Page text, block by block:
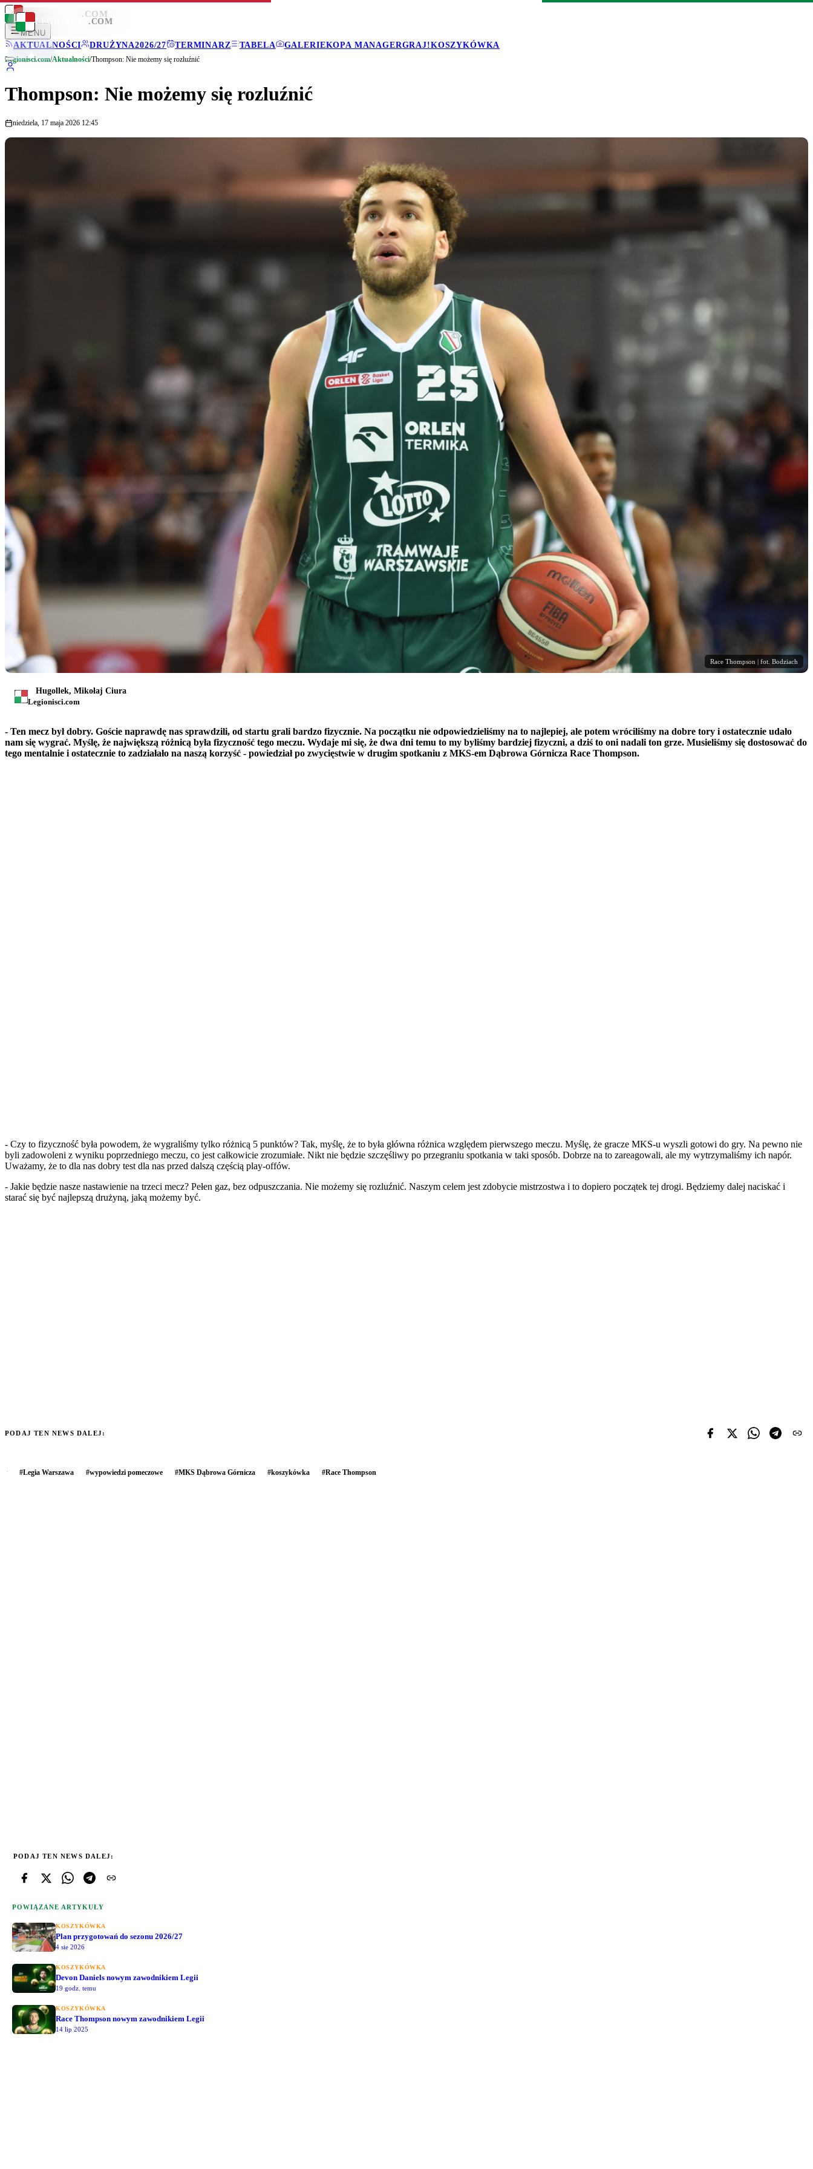
LEGIONISCI .COM
MENU
AKTUALNOŚCI
DRUŻYNA2026/27 TERMINARZ TABELA GALERIEKOPA MANAGERGRAJ!KOSZYKÓWKA
LEGIONISCI .COM
Legionisci.com/Aktualności/Thompson: Nie możemy się rozluźnić
Thompson: Nie możemy się rozluźnić
niedziela, 17 maja 2026 12:45
Race Thompson | fot. Bodziach
Hugollek, Mikołaj Ciura
Legionisci.com
- Ten mecz był dobry. Goście naprawdę nas sprawdzili, od startu grali bardzo fizycznie. Na początku nie odpowiedzieliśmy na to najlepiej, ale potem wróciliśmy na dobre tory i ostatecznie udało
nam się wygrać. Myślę, że największą różnicą była fizyczność tego meczu. Wydaje mi się, że dwa dni temu to my byliśmy bardziej fizyczni, a dziś to oni nadali ton grze. Musieliśmy się dostosować do
tego mentalnie i ostatecznie to zadziałało na naszą korzyść - powiedział po zwycięstwie w drugim spotkaniu z MKS-em Dąbrowa Górnicza Race Thompson.
- Czy to fizyczność była powodem, że wygraliśmy tylko różnicą 5 punktów? Tak, myślę, że to była główna różnica względem pierwszego meczu. Myślę, że gracze MKS-u wyszli gotowi do gry. Na pewno nie
byli zadowoleni z wyniku poprzedniego meczu, co jest całkowicie zrozumiałe. Nikt nie będzie szczęśliwy po przegraniu spotkania w taki sposób. Dobrze na to zareagowali, ale my wytrzymaliśmy ich napór.
Uważamy, że to dla nas dobry test dla nas przed dalszą częścią play-offów.
- Jakie będzie nasze nastawienie na trzeci mecz? Pełen gaz, bez odpuszczania. Nie możemy się rozluźnić. Naszym celem jest zdobycie mistrzostwa i to dopiero początek tej drogi. Będziemy dalej naciskać i
starać się być najlepszą drużyną, jaką możemy być.
PODAJ TEN NEWS DALEJ:
#Legia Warszawa #wypowiedzi pomeczowe #MKS Dąbrowa Górnicza #koszykówka #Race Thompson
PODAJ TEN NEWS DALEJ:
POWIĄZANE ARTYKUŁY
KOSZYKÓWKA
Plan przygotowań do sezonu 2026/27
4 sie 2026
KOSZYKÓWKA
Devon Daniels nowym zawodnikiem Legii
19 godz. temu
KOSZYKÓWKA
Race Thompson nowym zawodnikiem Legii
14 lip 2025